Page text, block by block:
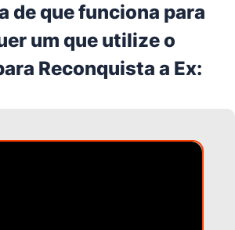
de que funciona para
um que utilize o
Reconquista a Ex: